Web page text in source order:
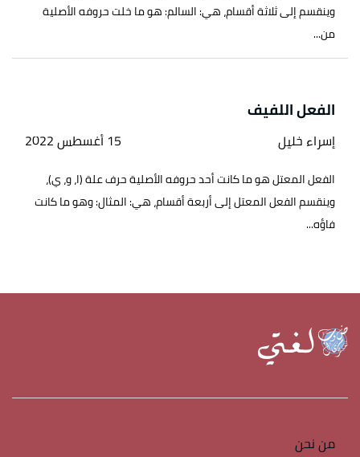
وينقسم إلى ثلاثة أقسام، هي: السالم: هو ما خلت حروفه الأصلية
من...
الفعل اللفيف
إسراء خليل 15 أغسطس 2022
الفعل المعتل هو ما كانت أحد حروفه الأصلية حرف علة (ا، و، ي)،
وينقسم الفعل المعتل إلى أربعة أقسام، هي: المثال: وهو ما كانت
فاؤه...
من نحن